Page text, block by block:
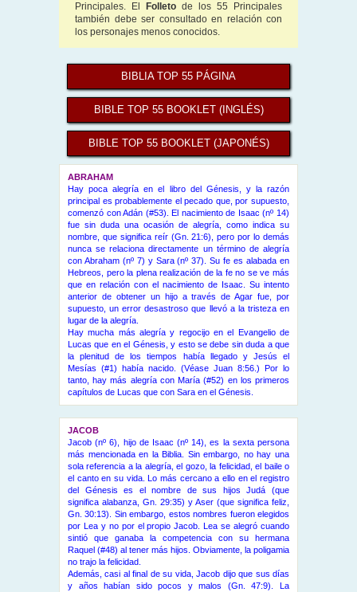
Principales. El
Folleto de los 55 Principales
también debe ser consultado en relación con
los personajes menos conocidos.
BIBLIA TOP 55 PÁGINA
BIBLE TOP 55 BOOKLET (INGLÉS)
BIBLE TOP 55 BOOKLET (JAPONÉS)
ABRAHAM
Hay poca alegría en el libro del Génesis, y la razón
principal es probablemente el pecado que, por supuesto,
comenzó con Adán (#53). El nacimiento de Isaac (nº 14)
fue sin duda una ocasión de alegría, como indica su
nombre, que significa reír (Gn. 21:6), pero por lo demás
nunca se relaciona directamente un término de alegría
con Abraham (nº 7) y Sara (nº 37). Su fe es alabada en
Hebreos, pero la plena realización de la fe no se ve más
que en relación con el nacimiento de Isaac. Su intento
anterior de obtener un hijo a través de Agar fue, por
supuesto, un error desastroso que llevó a la tristeza en
lugar de la alegría.
Hay mucha más alegría y regocijo en el Evangelio de
Lucas que en el Génesis, y esto se debe sin duda a que
la plenitud de los tiempos había llegado y Jesús el
Mesías (#1) había nacido. (Véase Juan 8:56.) Por lo
tanto, hay más alegría con María (#52) en los primeros
capítulos de Lucas que con Sara en el Génesis.
JACOB
Jacob (nº 6), hijo de Isaac (nº 14), es la sexta persona
más mencionada en la Biblia. Sin embargo, no hay una
sola referencia a la alegría, el gozo, la felicidad, el baile o
el canto en su vida. Lo más cercano a ello en el registro
del Génesis es el nombre de sus hijos Judá (que
significa alabanza, Gn. 29:35) y Aser (que significa feliz,
Gn. 30:13). Sin embargo, estos nombres fueron elegidos
por Lea y no por el propio Jacob. Lea se alegró cuando
sintió que ganaba la competencia con su hermana
Raquel (#48) al tener más hijos. Obviamente, la poligamia
no trajo la felicidad.
Además, casi al final de su vida, Jacob dijo que sus días
y años habían sido pocos y malos (Gn. 47:9). La